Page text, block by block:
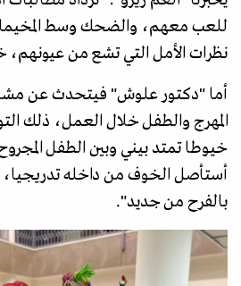
للعب معهم، والضحك وسط
نظرات الأمل التي تشع من
أما "دكتور علوش" فيتحدث عن
المهرج والطفل خلال العمل، ذلك
خيوطا تمتد بيني وبين الطفل
أستأصل الخوف من داخله تدريجيا،
بالفرح من جديد".